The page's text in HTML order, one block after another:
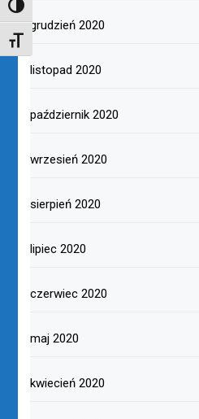
TOGGLE HIGH CONTRAST
TOGGLE FONT SIZE
grudzień 2020
listopad 2020
październik 2020
wrzesień 2020
sierpień 2020
lipiec 2020
czerwiec 2020
maj 2020
kwiecień 2020